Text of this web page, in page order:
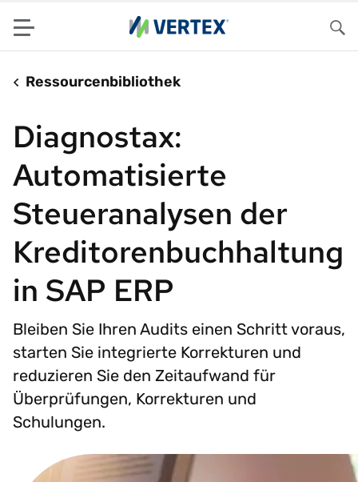
Menu
Ressourcenbibliothek
Diagnostax:
Automatisierte
Steueranalysen der
Kreditorenbuchhaltung
in SAP ERP
Bleiben Sie Ihren Audits einen Schritt voraus,
starten Sie integrierte Korrekturen und
reduzieren Sie den Zeitaufwand für
Überprüfungen, Korrekturen und
Schulungen.